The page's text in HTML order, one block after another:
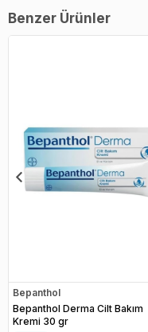
Benzer Ürünler
Bepanthol
Bepanthol Derma Cilt Bakım
Kremi 30 gr